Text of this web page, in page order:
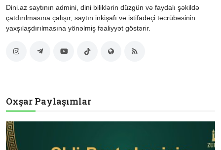
Dini.az saytının admini, dini biliklərin düzgün və faydalı şəkildə
çatdırılmasına çalışır, saytın inkişafı və istifadəçi təcrübəsinin
yaxşılaşdırılmasına yönəlmiş fəaliyyət göstərir.
Oxşar Paylaşımlar